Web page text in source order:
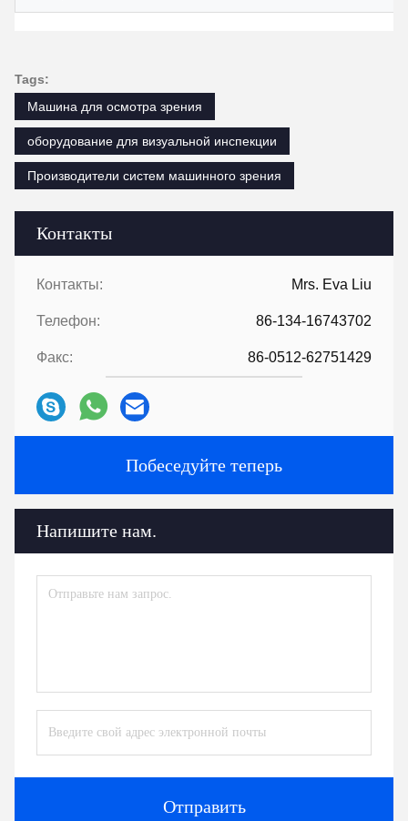
Контакты
Контакты: Mrs. Eva Liu
Телефон: 86-134-16743702
Факс: 86-0512-62751429
Побеседуйте теперь
Напишите нам.
Отправить
Tags:
Машина для осмотра зрения
оборудование для визуальной инспекции
Производители систем машинного зрения